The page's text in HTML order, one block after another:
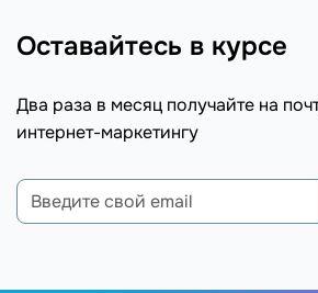
Оставайтесь в курсе
Два раза в месяц получайте на
интернет-маркетингу